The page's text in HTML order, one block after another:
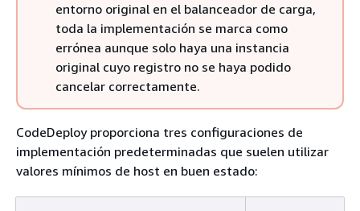
entorno original en el balanceador de carga,
toda la implementación se marca como
errónea aunque solo haya una instancia
original cuyo registro no se haya podido
cancelar correctamente.
CodeDeploy proporciona tres configuraciones de
implementación predeterminadas que suelen utilizar
valores mínimos de host en buen estado: